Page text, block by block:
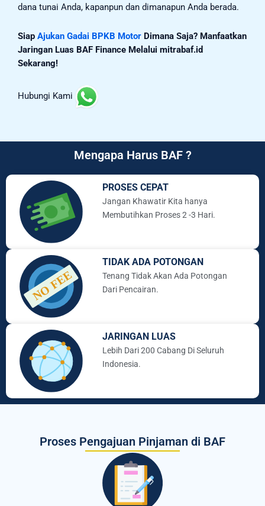
dana tunai Anda, kapanpun dan dimanapun Anda berada.
Siap Ajukan Gadai BPKB Motor Dimana Saja? Manfaatkan
Jaringan Luas BAF Finance Melalui mitrabaf.id
Sekarang!
Hubungi Kami
Mengapa Harus BAF ?
PROSES CEPAT
Jangan Khawatir Kita hanya
Membutihkan Proses 2 -3 Hari.
TIDAK ADA POTONGAN
Tenang Tidak Akan Ada Potongan
Dari Pencairan.
JARINGAN LUAS
Lebih Dari 200 Cabang Di Seluruh
Indonesia.
Proses Pengajuan Pinjaman di BAF